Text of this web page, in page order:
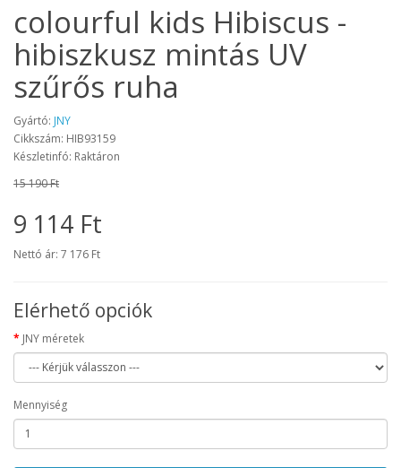
colourful kids Hibiscus -
hibiszkusz mintás UV
szűrős ruha
Gyártó: JNY
Cikkszám: HIB93159
Készletinfó: Raktáron
15 190 Ft
9 114 Ft
Nettó ár: 7 176 Ft
Elérhető opciók
JNY méretek
Mennyiség